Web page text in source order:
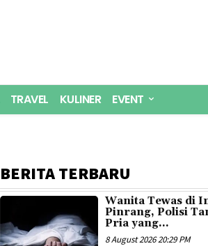
TRAVEL KULINER EVENT
BERITA TERBARU
Wanita Tewas di
Pinrang, Polisi
Pria yang...
8 August 2026 20:29 PM